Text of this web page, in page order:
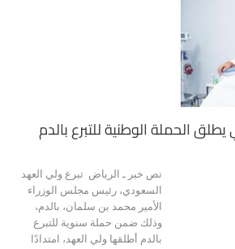
الحملة الوطنية للتبرع بالدم
نص خبر ـ الرياض تبرع ولي العهد
السعودي، رئيس مجلس الوزراء
الأمير محمد بن سلمان، بالدم،
وذلك ضمن حملة سنوية للتبرع
بالدم أطلقها ولي العهد، امتدادًا